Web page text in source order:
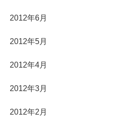
2012年6月
2012年5月
2012年4月
2012年3月
2012年2月